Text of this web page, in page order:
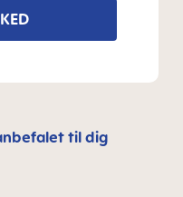
til dig